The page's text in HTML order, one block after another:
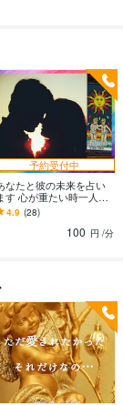
予約受付中
なたと彼の未来を占い
す 心が重たい時一人で
え込ないで、五分でも
話聴かせて下さい。
4.9 (28)
100 円 /分